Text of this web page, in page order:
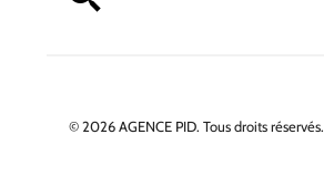
© 2026 AGENCE PID. Tous droits réservés.